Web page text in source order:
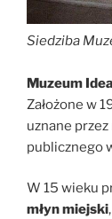
Siedziba
Muzeum
Założone w
uznane
publicznego
W 15 wieku
młyn miejski